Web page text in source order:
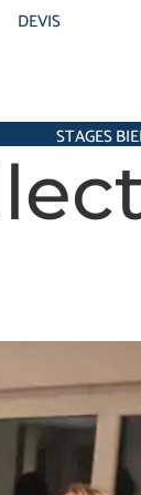
DEVIS
STAGES